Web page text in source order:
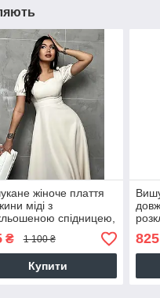
жіноче плаття
міді з
спідницею,
біле
₴ 1 100 ₴
Купити
825